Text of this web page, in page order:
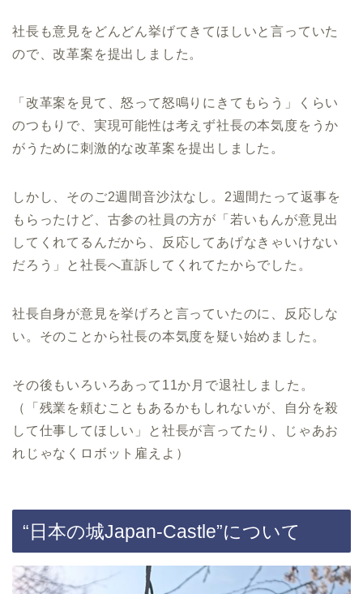
社長も意見をどんどん挙げてきてほしいと言っていた
ので、改革案を提出しました。
「改革案を見て、怒って怒鳴りにきてもらう」くらい
のつもりで、実現可能性は考えず社長の本気度をうか
がうために刺激的な改革案を提出しました。
しかし、そのご2週間音沙汰なし。2週間たって返事を
もらったけど、古参の社員の方が「若いもんが意見出
してくれてるんだから、反応してあげなきゃいけない
だろう」と社長へ直訴してくれてたからでした。
社長自身が意見を挙げろと言っていたのに、反応しな
い。そのことから社長の本気度を疑い始めました。
その後もいろいろあって11か月で退社しました。
（「残業を頼むこともあるかもしれないが、自分を殺
して仕事してほしい」と社長が言ってたり、じゃあお
れじゃなくロボット雇えよ）
“日本の城Japan-Castle”について